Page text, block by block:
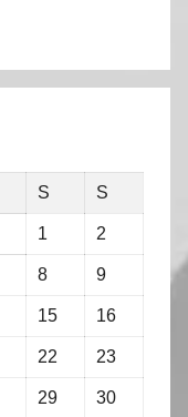
S S
1 2
8 9
15 16
22 23
29 30